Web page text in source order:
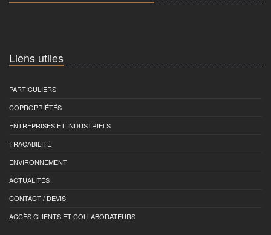
Liens utiles
PARTICULIERS
COPROPRIÉTÉS
ENTREPRISES ET INDUSTRIELS
TRAÇABILITÉ
ENVIRONNEMENT
ACTUALITÉS
CONTACT / DEVIS
ACCÈS CLIENTS ET COLLABORATEURS